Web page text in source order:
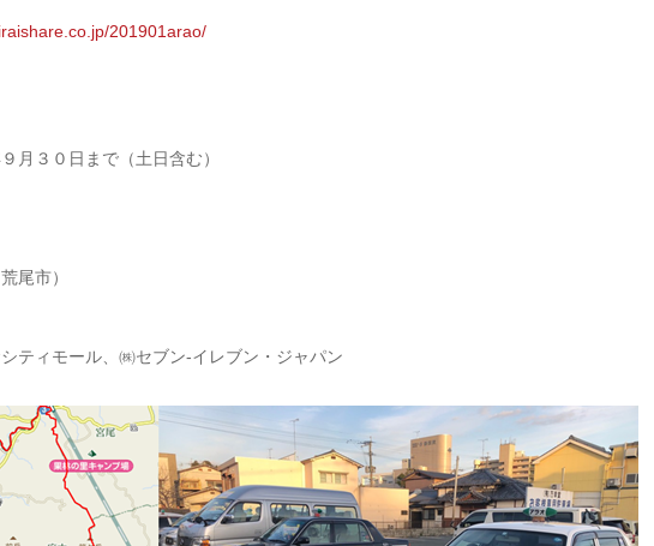
201901arao/
月３０日まで（土日含む）
尾市）
ティモール、㈱セブン‐イレブン・ジャパン